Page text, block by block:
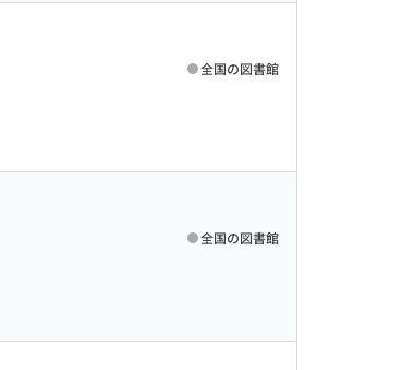
全国の図書館
全国の図書館